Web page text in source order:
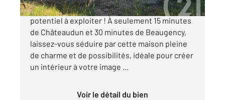
Maison à terminer de rénover Un beau
potentiel à exploiter ! À seulement 15 minutes
de Châteaudun et 30 minutes de Beaugency,
laissez-vous séduire par cette maison pleine
de charme et de possibilités, idéale pour créer
un intérieur à votre image ...
Voir le détail du bien